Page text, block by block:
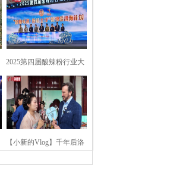
2025第四届酸辣粉行业大
会在河南开封举行
【小新的Vlog】千年后洛